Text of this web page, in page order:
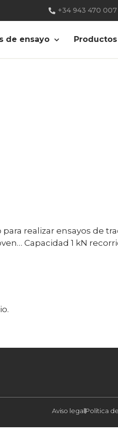
+34 943 470 007
de ensayo Productos
realizar ensayos de
Capacidad 1 kN
Aviso legalPolítica